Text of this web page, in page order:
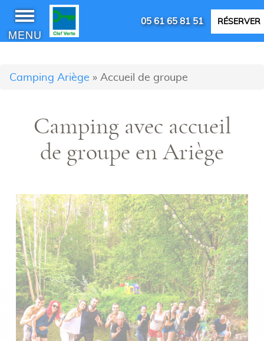
MENU
05 61 65 81 51 RÉSERVER
Camping Ariège » Accueil de groupe
Camping avec accueil
de groupe en Ariège